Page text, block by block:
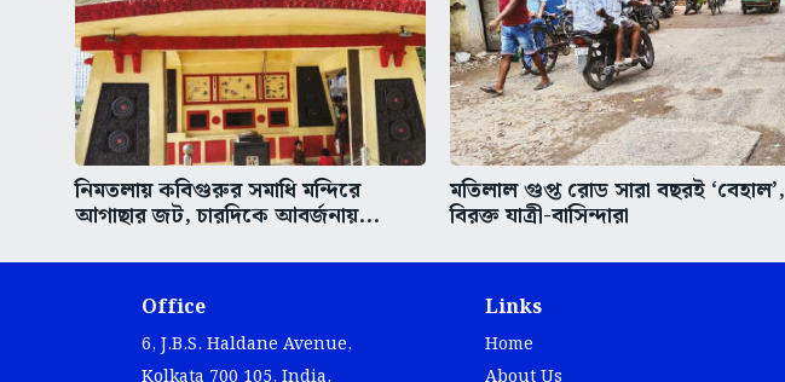
নিমতলায় কবিগুরুর সমাধি মন্দিরে
আগাছার জট, চারদিকে আবর্জনায়...
মতিলাল গুপ্ত রোড সারা বছরই ‘বেহাল’,
বিরক্ত যাত্রী-বাসিন্দারা
Office
6, J.B.S. Haldane Avenue,
Links
Home